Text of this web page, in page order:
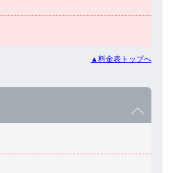
▲料金表トップへ